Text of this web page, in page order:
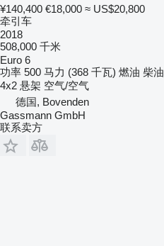
¥140,400 €18,000 ≈ US$20,800
牵引车
2018
508,000 千米
Euro 6
功率 500 马力 (368 千瓦) 燃油 柴油
4x2 悬架 空气/空气
德国, Bovenden
Gassmann GmbH
联系卖方